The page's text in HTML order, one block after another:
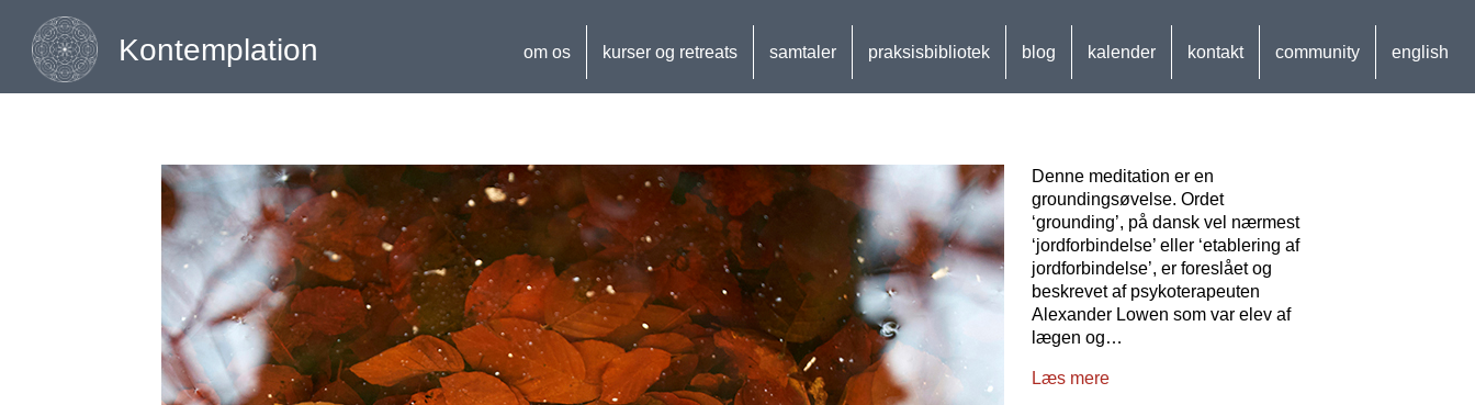
Kontemplation om os kurser og retreats samtaler praksisbibliotek blog kalender kontakt community english
Denne meditation er en
groundingsøvelse. Ordet
‘grounding’, på dansk vel nærmest
‘jordforbindelse’ eller ‘etablering af
jordforbindelse’, er foreslået og
beskrevet af psykoterapeuten
Alexander Lowen som var elev af
lægen og…
Læs mere